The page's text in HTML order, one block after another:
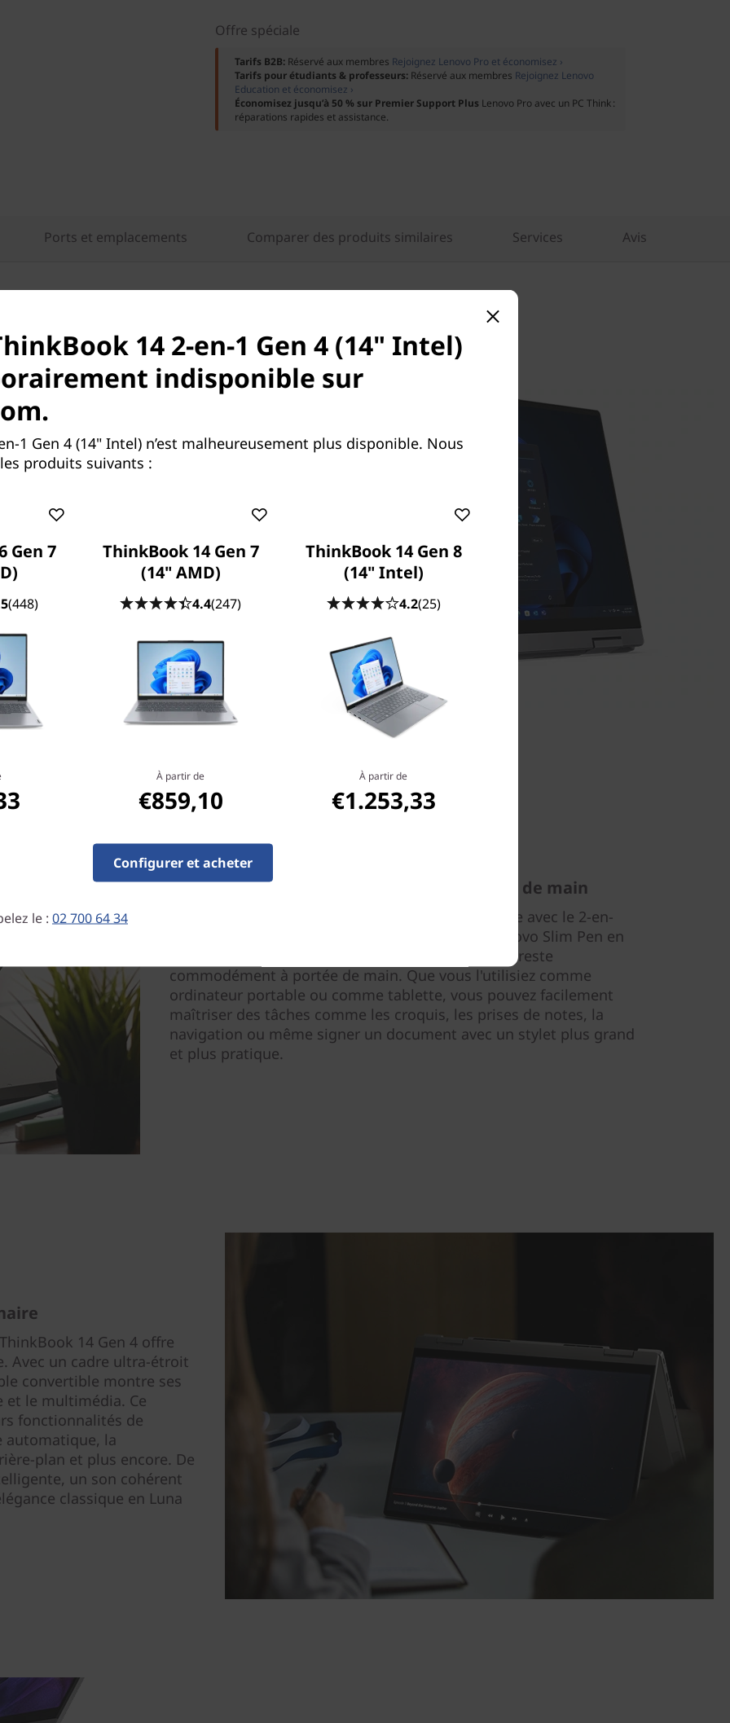
Offre spéciale
Tarifs B2B: Réservé aux membres Rejoignez Lenovo Pro et économisez ›
Tarifs pour étudiants & professeurs: Réservé aux membres Rejoignez Lenovo
Education et économisez ›
Économisez jusqu’à 50 % sur Premier Support Plus Lenovo Pro avec un PC Think :
réparations rapides et assistance.
Ports et emplacements Comparer des produits similaires Services Avis
plus rapides
le portable 2-
de capacités d'IA
Intel® Core™ Ultra
neuronal pour
du code ou de faire
parti de l'IA
De plus, vous pouvez
performances
toute la journée et
avez besoin d'un peu
expérience d'IA sur
Comfortable, pratique et toujours à portée de main
Profitez de la polyvalence d'un portable convertible avec le 2-en-
1 ThinkBook 14 Gen 4, qui dispose en plus du Lenovo Slim Pen en
option. Fixé par un aimant sur le côté du clavier, il reste
commodément à portée de main. Que vous l'utilisiez comme
ordinateur portable ou comme tablette, vous pouvez facilement
maîtriser des tâches comme les croquis, les prises de notes, la
navigation ou même signer un document avec un stylet plus grand
et plus pratique.
14 Gen 4 offre
Avec un cadre ultra-étroit
convertible montre ses
et le multimédia. Ce
fonctionnalités de
automatique, la
plan et plus encore. De
un son cohérent
classique en Luna
14 2-en-1 Gen 4 (14" Intel)
indisponible sur
1 Gen 4 (14" Intel) n’est malheureusement plus disponible. Nous
produits suivants :
Gen 7
(448)
ThinkBook 14 Gen 7
(14" AMD)
4.4(247)
À partir de
€859,10
ThinkBook 14 Gen 8
(14" Intel)
4.2(25)
À partir de
€1.253,33
Configurer et acheter
le : 02 700 64 34